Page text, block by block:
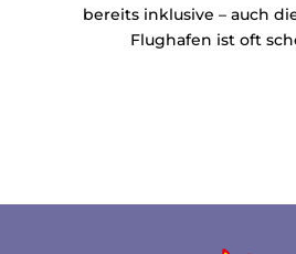
bereits inklusive – auch
Flughafen ist oft